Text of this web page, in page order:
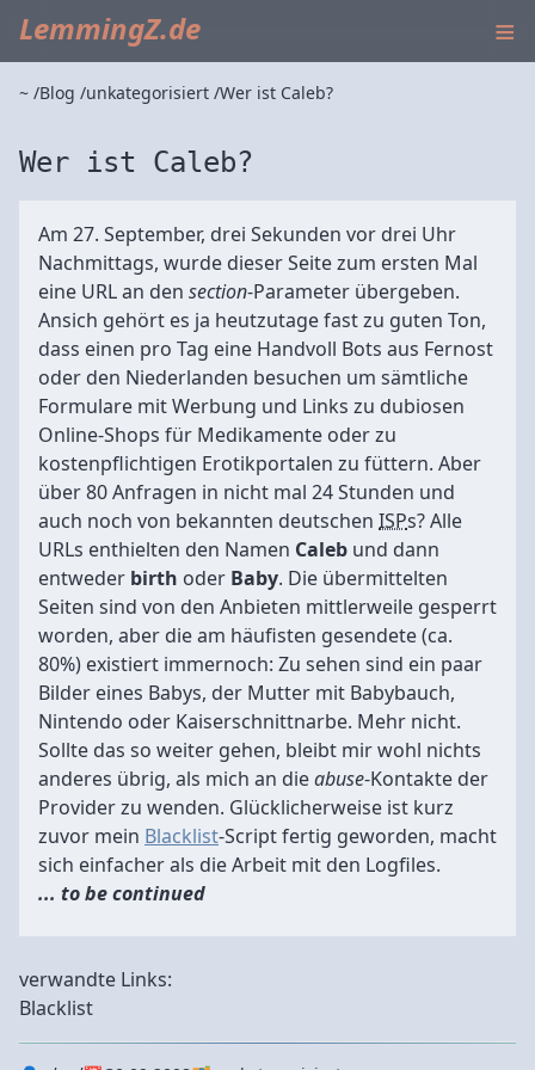
LemmingZ.de ≡
~ Blog unkategorisiert Wer ist Caleb?
Wer ist Caleb?
Am 27. September, drei Sekunden vor drei Uhr
Nachmittags, wurde dieser Seite zum ersten Mal
eine URL an den section-Parameter übergeben.
Ansich gehört es ja heutzutage fast zu guten Ton,
dass einen pro Tag eine Handvoll Bots aus Fernost
oder den Niederlanden besuchen um sämtliche
Formulare mit Werbung und Links zu dubiosen
Online-Shops für Medikamente oder zu
kostenpflichtigen Erotikportalen zu füttern. Aber
über 80 Anfragen in nicht mal 24 Stunden und
auch noch von bekannten deutschen ISPs? Alle
URLs enthielten den Namen Caleb und dann
entweder birth oder Baby. Die übermittelten
Seiten sind von den Anbieten mittlerweile gesperrt
worden, aber die am häufisten gesendete (ca.
80%) existiert immernoch: Zu sehen sind ein paar
Bilder eines Babys, der Mutter mit Babybauch,
Nintendo oder Kaiserschnittnarbe. Mehr nicht.
Sollte das so weiter gehen, bleibt mir wohl nichts
anderes übrig, als mich an dieabuse-Kontakte der
Provider zu wenden. Glücklicherweise ist kurz
zuvor mein Blacklist-Script fertig geworden, macht
sich einfacher als die Arbeit mit den Logfiles.
... to be continued
verwandte Links:
Blacklist